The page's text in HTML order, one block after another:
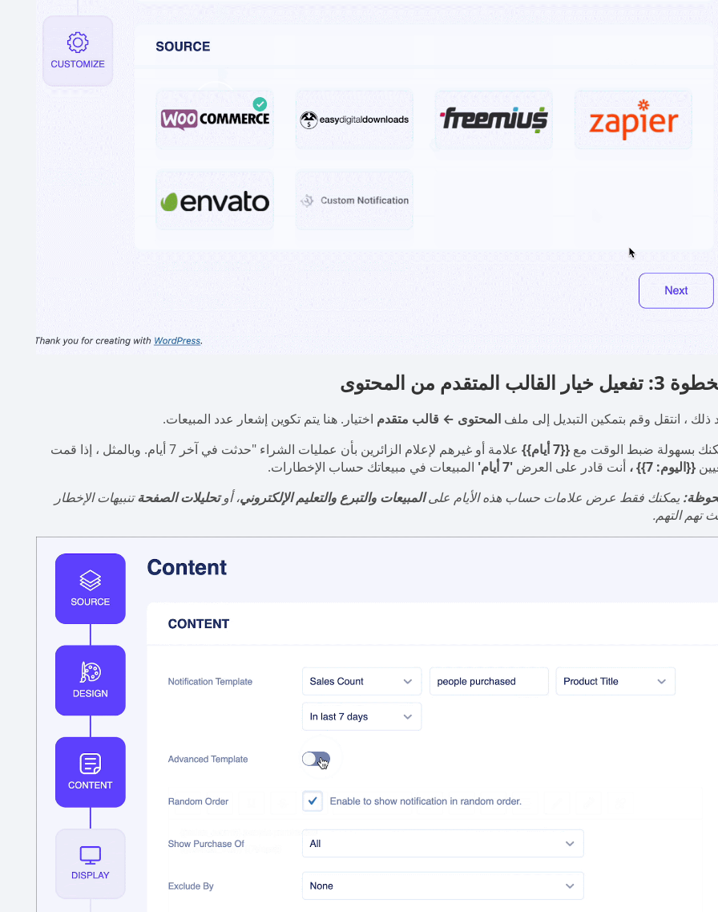
خيار القالب المتقدم من المحتوى
ذلك ، انتقل وقم بتمكين التبديل إلى ملفالمحتوى ← قالب متقدم اختيار. هنا يتم تكوين إشعار عدد المبيعات.
بسهولة ضبط الوقت مع{{7 أيام}} علامة أو غيرهم لإعلام الزائرين بأن عمليات الشراء "حدثت في آخر 7 أيام.
وبالمثل ، إذا قمت
{{اليوم: 7}} ، أنت قادر على العرض'7 أيام'
المبيعات في مبيعاتك حساب الإخطارات.
يمكنك فقط عرض علامات حساب هذه الأيام علىالمبيعات والتبرع والتعليم الإلكتروني، أوتحليلات الصفحةتنبيهات الإخطار
تهم التهم.